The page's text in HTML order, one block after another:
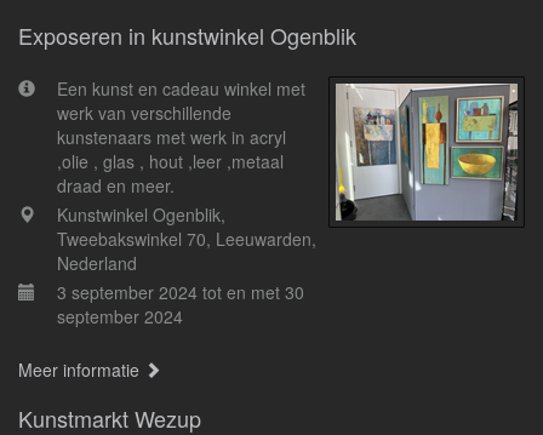
Exposeren in kunstwinkel Ogenblik
Een kunst en cadeau winkel met
werk van verschillende
kunstenaars met werk in acryl
,olie , glas , hout ,leer ,metaal
draad en meer.
Kunstwinkel Ogenblik,
Tweebakswinkel 70, Leeuwarden,
Nederland
3 september 2024 tot en met 30
september 2024
Meer informatie
Kunstmarkt Wezup